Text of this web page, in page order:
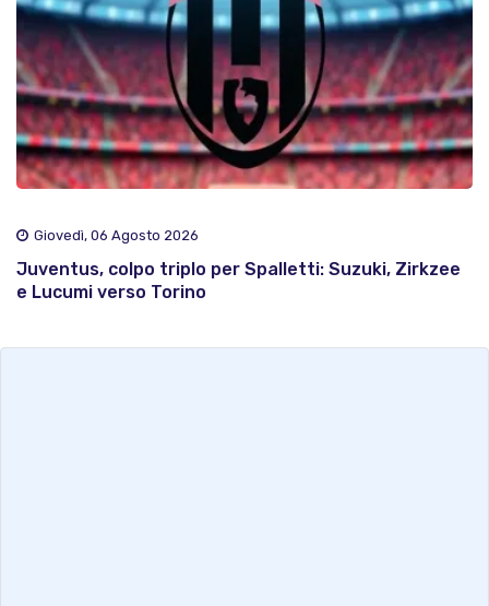
Giovedì, 06 Agosto 2026
Juventus, colpo triplo per Spalletti: Suzuki, Zirkzee
e Lucumi verso Torino